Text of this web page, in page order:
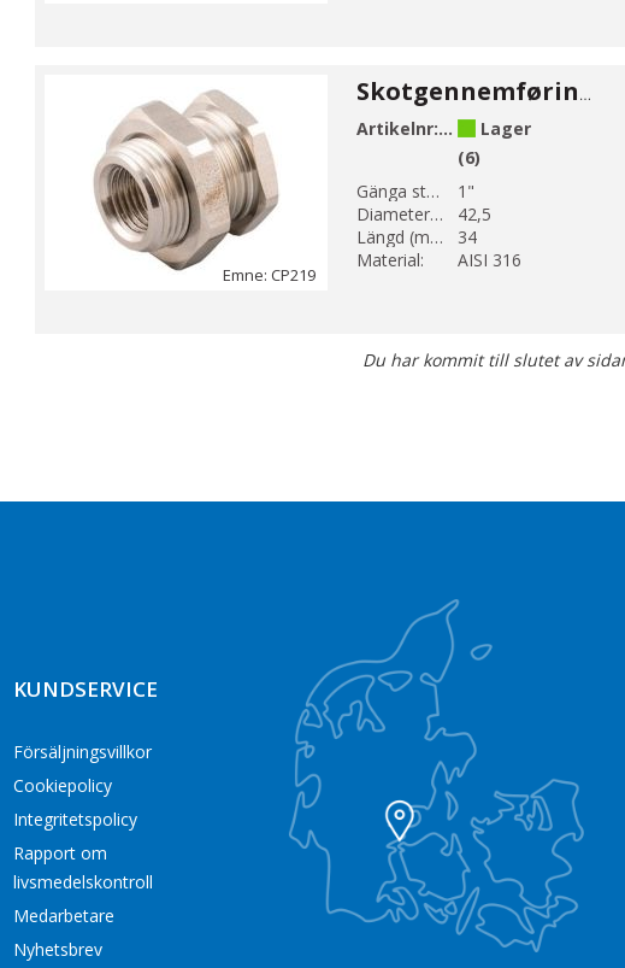
Emne: CP219
Skotgennemføring 316 HT 1"
Artikelnr:CP219-6
Lager
(6)
Gänga storlek 1:
1"
Diameter 1 (mm):
42,5
Längd (mm):
34
Material:
AISI 316
Du har kommit till slutet av
KUNDSERVICE
Försäljningsvillkor
Cookiepolicy
Integritetspolicy
Rapport om
livsmedelskontroll
Medarbetare
Nyhetsbrev